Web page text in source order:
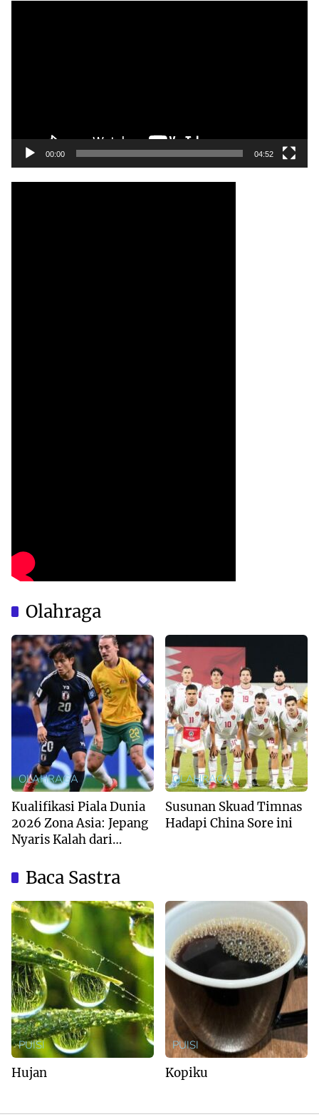
00:00 04:52
Olahraga
OLAHRAGA
Kualifikasi Piala Dunia
2026 Zona Asia: Jepang
Nyaris Kalah dari
OLAHRAGA
Susunan Skuad Timnas
Hadapi China Sore ini
Baca Sastra
PUISI
Hujan
PUISI
Kopiku